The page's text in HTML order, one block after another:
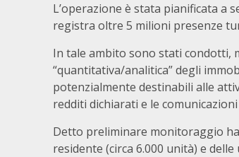
L’operazione è stata pianificata a
registra oltre 5 milioni presenze
In tale ambito sono stati condotti,
“quantitativa/analitica” degli
potenzialmente destinabili alle
redditi dichiarati e le
Detto preliminare monitoraggio
residente (circa 6.000 unità) e